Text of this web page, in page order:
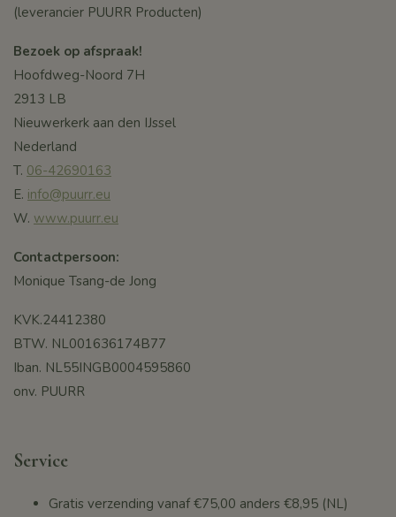
(leverancier PUURR Producten)
Bezoek op afspraak!
Hoofdweg-Noord 7H
2913 LB
Nieuwerkerk aan den IJssel
Nederland
T. 06-42690163
E. info@puurr.eu
W. www.puurr.eu
Contactpersoon:
Monique Tsang-de Jong
KVK.24412380
BTW. NL001636174B77
Iban. NL55INGB0004595860
onv. PUURR
Service
Gratis verzending vanaf €75,00 anders €8,95 (NL)